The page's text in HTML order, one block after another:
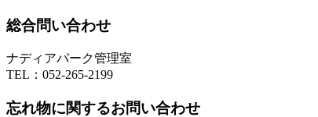
総合問い合わせ
ナディアパーク管理室
TEL： 052-265-2199
忘れ物に関するお問い合わせ